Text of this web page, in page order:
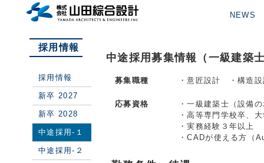
NEWS
採用情報
採用情報
新卒 2027
新卒 2028
中途採用-１
中途採用-２
中途採用募集情報（一級建築
募集職種 ・意匠設計 ・構造
応募資格
・一級建築士（設備
・高等専門学校卒、
・実務経験３年以上
・CADが使える方（